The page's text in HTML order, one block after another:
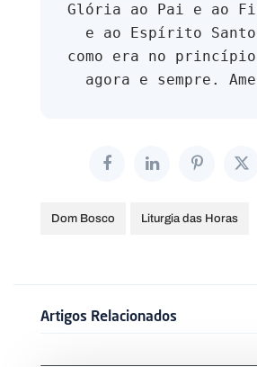
Glória ao Pai e ao
e ao Espírito
como era no
agora e sempre.
Dom Bosco Liturgia das Horas
Artigos Relacionados